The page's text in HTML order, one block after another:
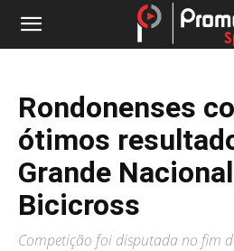
Rondonenses
ótimos
Grande
Bicicross
Competição foi disputada no fim